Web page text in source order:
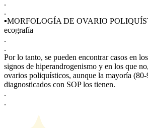
.
.
▪MORFOLOGÍA DE OVARIO
ecografía
.
.
Por lo tanto, se pueden encontrar casos en
signos de hiperandrogenismo y en los que
ovarios poliquísticos, aunque la mayoría
diagnosticados con SOP los tienen.
.
.